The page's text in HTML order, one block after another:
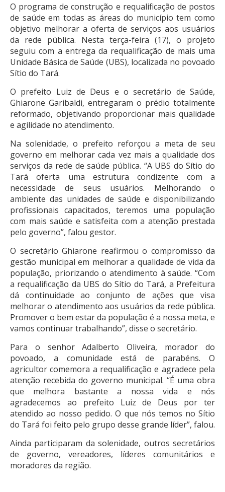
O programa de construção e requalificação de postos
de saúde em todas as áreas do município tem como
objetivo melhorar a oferta de serviços aos usuários
da rede pública. Nesta terça-feira (17), o projeto
seguiu com a entrega da requalificação de mais uma
Unidade Básica de Saúde (UBS), localizada no povoado
Sítio do Tará.
O prefeito Luiz de Deus e o secretário de Saúde,
Ghiarone Garibaldi, entregaram o prédio totalmente
reformado, objetivando proporcionar mais qualidade
e agilidade no atendimento.
Na solenidade, o prefeito reforçou a meta de seu
governo em melhorar cada vez mais a qualidade dos
serviços da rede de saúde pública. “A UBS do Sítio do
Tará oferta uma estrutura condizente com a
necessidade de seus usuários. Melhorando o
ambiente das unidades de saúde e disponibilizando
profissionais capacitados, teremos uma população
com mais saúde e satisfeita com a atenção prestada
pelo governo”, falou gestor.
O secretário Ghiarone reafirmou o compromisso da
gestão municipal em melhorar a qualidade de vida da
população, priorizando o atendimento à saúde. “Com
a requalificação da UBS do Sítio do Tará, a Prefeitura
dá continuidade ao conjunto de ações que visa
melhorar o atendimento aos usuários da rede pública.
Promover o bem estar da população é a nossa meta, e
vamos continuar trabalhando”, disse o secretário.
Para o senhor Adalberto Oliveira, morador do
povoado, a comunidade está de parabéns. O
agricultor comemora a requalificação e agradece pela
atenção recebida do governo municipal. “É uma obra
que melhora bastante a nossa vida e nós
agradecemos ao prefeito Luiz de Deus por ter
atendido ao nosso pedido. O que nós temos no Sítio
do Tará foi feito pelo grupo desse grande líder”, falou.
Ainda participaram da solenidade, outros secretários
de governo, vereadores, líderes comunitários e
moradores da região.